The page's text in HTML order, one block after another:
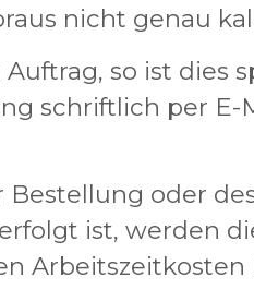
nicht genau
so ist dies
schriftlich per
oder
ist, werden